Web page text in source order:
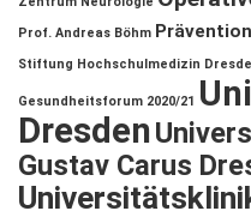
Prof. Andreas Böhm Prävention
Stiftung Hochschulmedizin
Gesundheitsforum 2020/21
Dresden
Gustav Carus